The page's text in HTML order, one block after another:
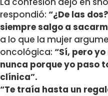
respondió: “¿De las
siempre salgo a
a lo que la mujer
oncológica: “Sí, pero
nunca porque yo paso
clínica”.
“Te traía hasta un